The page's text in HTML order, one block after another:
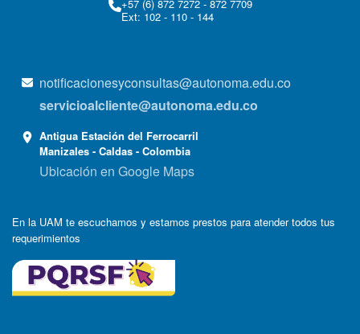
+57 (6) 872 7272 - 872 7709
Ext: 102 - 110 - 144
notificacionesyconsultas@autonoma.edu.co
servicioalcliente@autonoma.edu.co
Antigua Estación del Ferrocarril
Manizales - Caldas - Colombia
Ubicación en Google Maps
En la UAM te escuchamos y estamos prestos para atender todos tus
requerimientos